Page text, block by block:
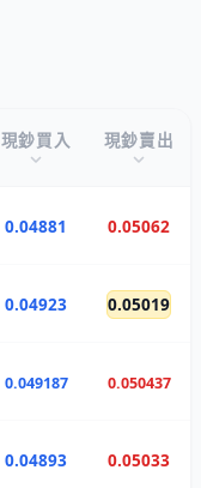
現鈔買入 現鈔賣出
0.04881 0.05062
0.04923 0.05019
0.049187 0.050437
0.04893 0.05033